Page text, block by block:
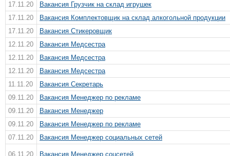
17.11.20
Вакансия Грузчик на склад игрушек
17.11.20
Вакансия Комплектовщик на склад алкогольной продукции
17.11.20
Вакансия Стикеровщик
12.11.20
Вакансия Медсестра
12.11.20
Вакансия Медсестра
12.11.20
Вакансия Медсестра
11.11.20
Вакансия Секретарь
09.11.20
Вакансия Менеджер по рекламе
09.11.20
Вакансия Менеджер
09.11.20
Вакансия Менеджер по рекламе
07.11.20
Вакансия Менеджер социальных сетей
06.11.20 Вакансия Менеджер соцсетей